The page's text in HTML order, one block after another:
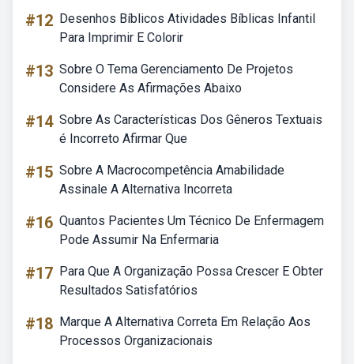
#12 Desenhos Bíblicos Atividades Bíblicas Infantil
Para Imprimir E Colorir
#13 Sobre O Tema Gerenciamento De Projetos
Considere As Afirmações Abaixo
#14 Sobre As Características Dos Gêneros Textuais
é Incorreto Afirmar Que
#15 Sobre A Macrocompetência Amabilidade
Assinale A Alternativa Incorreta
#16 Quantos Pacientes Um Técnico De Enfermagem
Pode Assumir Na Enfermaria
#17 Para Que A Organização Possa Crescer E Obter
Resultados Satisfatórios
#18 Marque A Alternativa Correta Em Relação Aos
Processos Organizacionais